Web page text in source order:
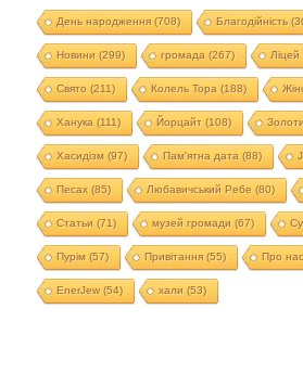
День народження(708) Благодійність
Новини (299) громада (267) Ліцей
Свято (211) Колель Тора (188)
Ханука (111) Йорцайт (108)
Хасидізм (97) Пам'ятна дата (88)
Песах(85) Любавичський Ребе (80)
Статьи (71) музей громади (67)
Пурім (57) Привітання(55) Про
EnerJew(54) хали (53)